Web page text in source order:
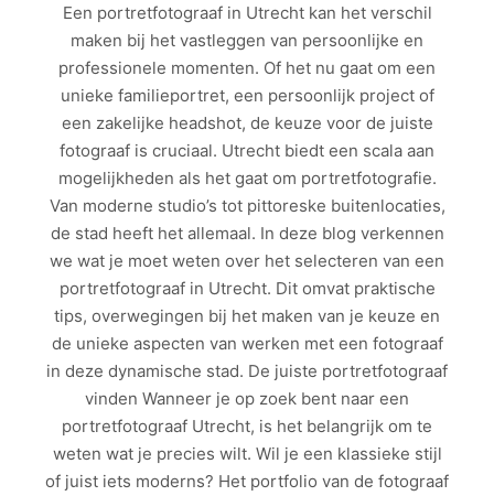
Een portretfotograaf in Utrecht kan het verschil
maken bij het vastleggen van persoonlijke en
professionele momenten. Of het nu gaat om een
unieke familieportret, een persoonlijk project of
een zakelijke headshot, de keuze voor de juiste
fotograaf is cruciaal. Utrecht biedt een scala aan
mogelijkheden als het gaat om portretfotografie.
Van moderne studio’s tot pittoreske buitenlocaties,
de stad heeft het allemaal. In deze blog verkennen
we wat je moet weten over het selecteren van een
portretfotograaf in Utrecht. Dit omvat praktische
tips, overwegingen bij het maken van je keuze en
de unieke aspecten van werken met een fotograaf
in deze dynamische stad. De juiste portretfotograaf
vinden Wanneer je op zoek bent naar een
portretfotograaf Utrecht, is het belangrijk om te
weten wat je precies wilt. Wil je een klassieke stijl
of juist iets moderns? Het portfolio van de fotograaf